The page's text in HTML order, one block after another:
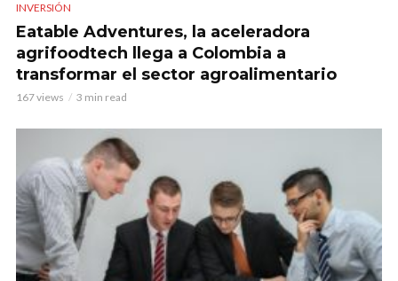
INVERSIÓN
Eatable Adventures, la aceleradora
agrifoodtech llega a Colombia a
transformar el sector agroalimentario
167 views 3 min read